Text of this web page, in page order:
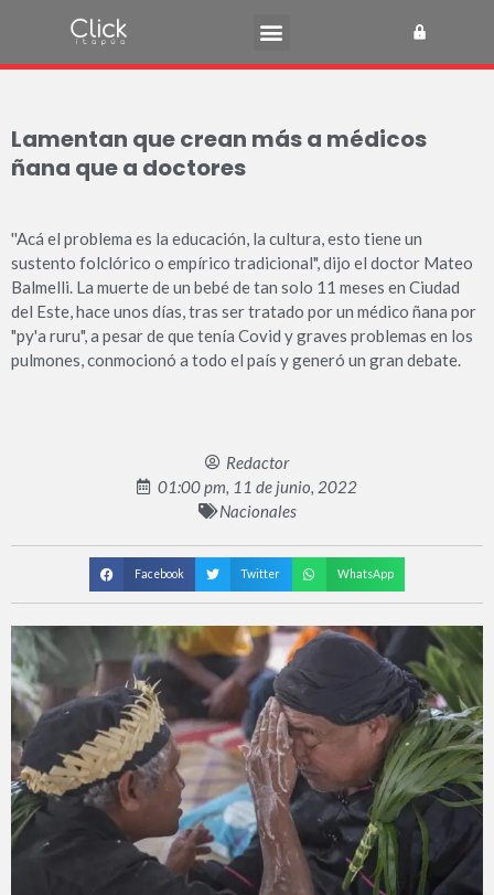
Lamentan que crean más a médicos
ñana que a doctores
''Acá el problema es la educación, la cultura, esto tiene un
sustento folclórico o empírico tradicional", dijo el doctor Mateo
Balmelli. La muerte de un bebé de tan solo 11 meses en Ciudad
del Este, hace unos días, tras ser tratado por un médico ñana por
"py'a ruru", a pesar de que tenía Covid y graves problemas en los
pulmones, conmocionó a todo el país y generó un gran debate.
Redactor
01:00 pm, 11 de junio, 2022
Nacionales
Facebook Twitter WhatsApp